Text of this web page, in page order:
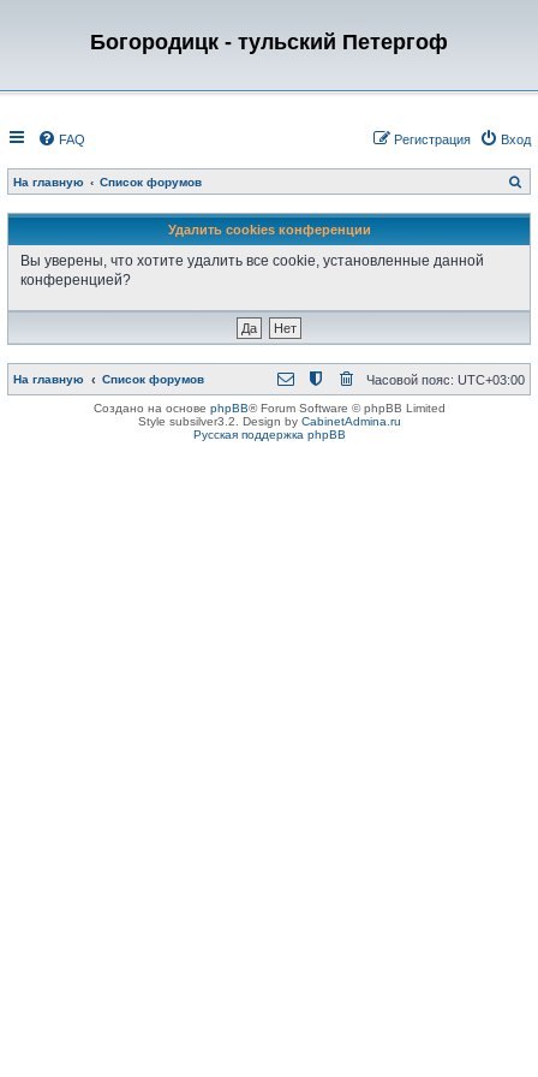
Богородицк - тульский Петергоф
FAQ Вход
Регистрация
На главную Список форумов
о
с
Удалить cookies конференции
Вы уверены, что хотите удалить все cookie, установленные данной
конференцией?
На главную Список форумов Часовой пояс: UTC+03:00
Создано на основе phpBB® Forum Software © phpBB Limited
Style subsilver3.2. Design by CabinetAdmina.ru
Русская поддержка phpBB